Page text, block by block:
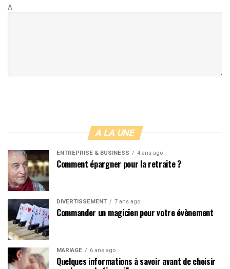
Δ
A LA UNE
ENTREPRISE & BUSINESS 4 ans ago
Comment épargner pour la retraite ?
DIVERTISSEMENT 7 ans ago
Commander un magicien pour votre évènement
MARIAGE 6 ans ago
Quelques informations à savoir avant de choisir